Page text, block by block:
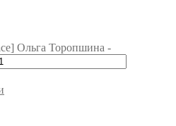
Ольга Торопшина -